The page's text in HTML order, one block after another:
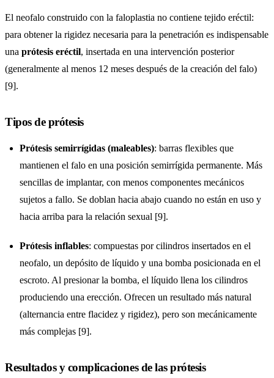
El neofalo construido con la faloplastia no contiene tejido eréctil:
para obtener la rigidez necesaria para la penetración es indispensable
una prótesis eréctil, insertada en una intervención posterior
(generalmente al menos 12 meses después de la creación del falo)
[9].
Tipos de prótesis
Prótesis semirrígidas (maleables): barras flexibles que
mantienen el falo en una posición semirrígida permanente. Más
sencillas de implantar, con menos componentes mecánicos
sujetos a fallo. Se doblan hacia abajo cuando no están en uso y
hacia arriba para la relación sexual [9].
Prótesis inflables: compuestas por cilindros insertados en el
neofalo, un depósito de líquido y una bomba posicionada en el
escroto. Al presionar la bomba, el líquido llena los cilindros
produciendo una erección. Ofrecen un resultado más natural
(alternancia entre flacidez y rigidez), pero son mecánicamente
más complejas [9].
Resultados y complicaciones de las prótesis